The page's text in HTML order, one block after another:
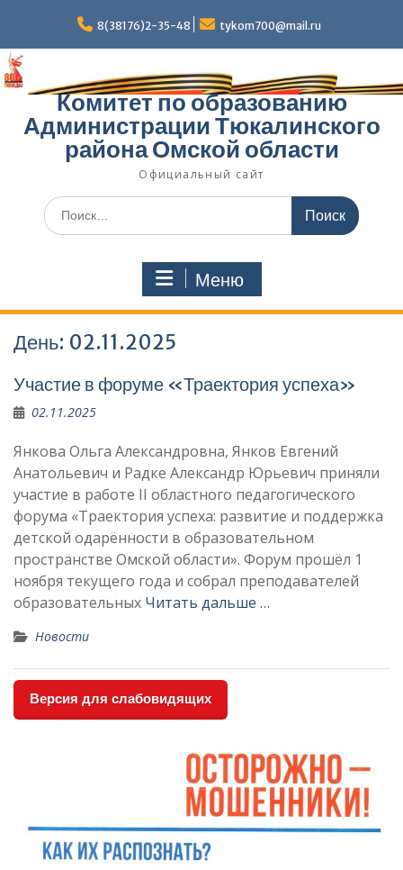
содержимому
8(38176)2-35-48 tykom700@mail.ru
Комитет по образованию
Администрации Тюкалинского
района Омской области
Официальный сайт
Поиск
по:
Меню
День: 02.11.2025
Участие в форуме «Траектория успеха»
02.11.2025
Янкова Ольга Александровна, Янков Евгений
Анатольевич и Радке Александр Юрьевич приняли
участие в работе II областного педагогического
форума «Траектория успеха: развитие и поддержка
детской одарённости в образовательном
пространстве Омской области». Форум прошёл 1
ноября текущего года и собрал преподавателей
образовательных Читать дальше …
Новости
Версия для слабовидящих